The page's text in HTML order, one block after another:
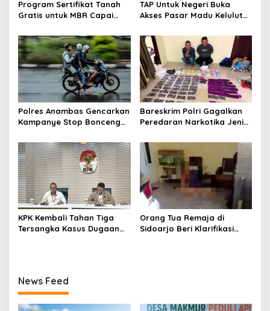
Program Sertifikat Tanah
Gratis untuk MBR Capai
Dokumen Rampung dalam
Sebulan
TAP Untuk Negeri Buka
Akses Pasar Madu Kelulut
Lokal Makin Dikenal
Polres Anambas Gencarkan
Kampanye Stop Bonceng
Keselamatan Pengendara
di Jalan
Bareskrim Polri Gagalkan
Peredaran Narkotika Jenis
Pekanbaru, Dua Orang
Ditangkap
KPK Kembali Tahan Tiga
Tersangka Kasus Dugaan
Orang Tua Remaja di
Sidoarjo Beri Klarifikasi
News Feed